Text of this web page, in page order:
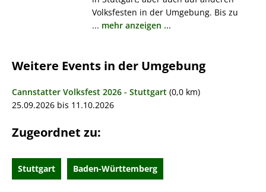
Volksfesten in der Umgebung. Bis zu
... mehr anzeigen ...
Weitere Events in der Umgebung
Cannstatter Volksfest 2026 - Stuttgart (0,0 km)
25.09.2026 bis 11.10.2026
Zugeordnet zu:
Stuttgart Baden-Württemberg